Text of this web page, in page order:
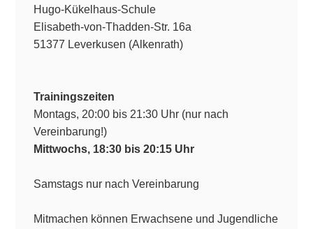
Hugo-Kükelhaus-Schule
Elisabeth-von-Thadden-Str. 16a
51377 Leverkusen (Alkenrath)
Trainingszeiten
Montags, 20:00 bis 21:30 Uhr (nur nach
Vereinbarung!)
Mittwochs, 18:30 bis 20:15 Uhr
Samstags nur nach Vereinbarung
Mitmachen können Erwachsene und Jugendliche